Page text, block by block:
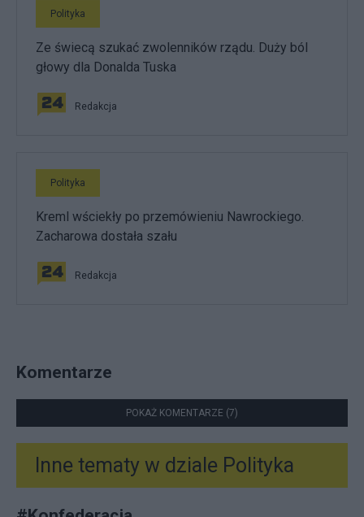
Polityka
Ze świecą szukać zwolenników rządu. Duży ból
głowy dla Donalda Tuska
Redakcja
Polityka
Kreml wściekły po przemówieniu Nawrockiego.
Zacharowa dostała szału
Redakcja
Komentarze
POKAŻ KOMENTARZE (7)
Inne tematy w dziale Polityka